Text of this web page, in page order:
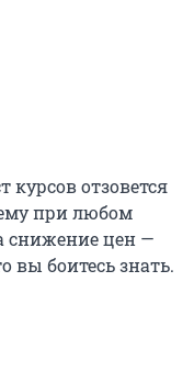
курсов отзовется
при любом
снижение цен —
вы боитесь знать.